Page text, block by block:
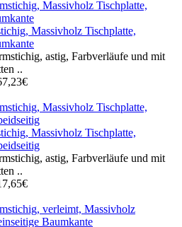
Massivholz Tischplatte,
astig, Farbverläufe und mit
..
Massivholz Tischplatte,
astig, Farbverläufe und mit
..